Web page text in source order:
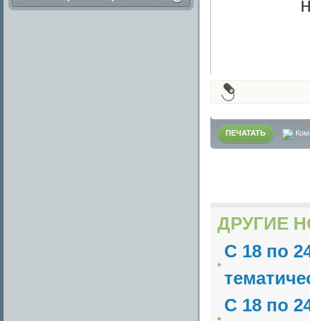
ПЕЧАТАТЬ
ДРУГИЕ
С 18 по
С 18 по